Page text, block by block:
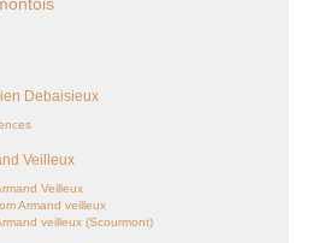
Debaisieux
Veilleux
Veilleux
Armand veilleux
veilleux (Scourmont)